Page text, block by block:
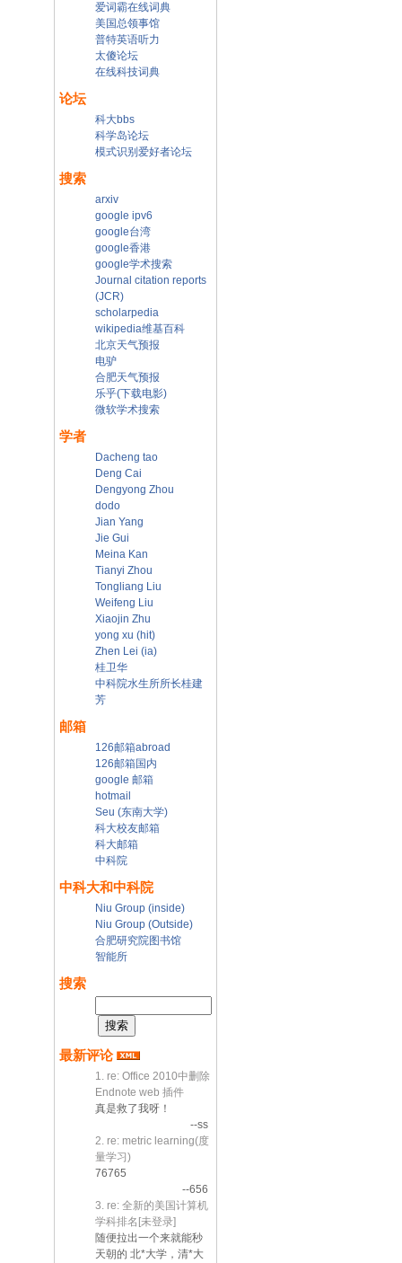
爱词霸在线词典
美国总领事馆
普特英语听力
太傻论坛
在线科技词典
论坛
科大bbs
科学岛论坛
模式识别爱好者论坛
搜索
arxiv
google ipv6
google台湾
google香港
google学术搜索
Journal citation reports
(JCR)
scholarpedia
wikipedia维基百科
北京天气预报
电驴
合肥天气预报
乐乎(下载电影)
微软学术搜索
学者
Dacheng tao
Deng Cai
Dengyong Zhou
dodo
Jian Yang
Jie Gui
Meina Kan
Tianyi Zhou
Tongliang Liu
Weifeng Liu
Xiaojin Zhu
yong xu (hit)
Zhen Lei (ia)
桂卫华
中科院水生所所长桂建
芳
邮箱
126邮箱abroad
126邮箱国内
google 邮箱
hotmail
Seu (东南大学)
科大校友邮箱
科大邮箱
中科院
中科大和中科院
Niu Group (inside)
Niu Group (Outside)
合肥研究院图书馆
智能所
搜索
最新评论
1. re: Office 2010中删除
Endnote web 插件
真是救了我呀！
--ss
2. re: metric learning(度
量学习)
76765
--656
3. re: 全新的美国计算机
学科排名[未登录]
随便拉出一个来就能秒
天朝的 北*大学，清*大